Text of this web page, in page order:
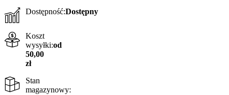
Dostępność:Dostępny
Koszt
wysyłki:od
50,00
zł
Stan
magazynowy: